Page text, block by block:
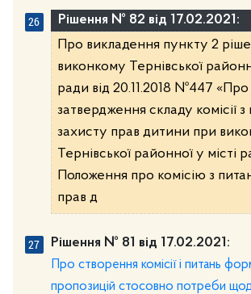
Рішення № 82 від 17.02.2021:
Про викладення пункту 2
виконкому Тернівської
ради від 20.11.2018 №447 «Про
затвердження складу комісії з
захисту прав дитини при
Тернівської районної у місті
Положення про комісію з
прав д
Рішення № 81 від 17.02.2021:
Про створення комісії і питань
пропозицій стосовно потреби